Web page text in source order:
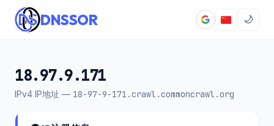
DNSSOR 🌙
18.97.9.171
IPv4 IP地址 — 18-97-9-171.crawl.commoncrawl.org